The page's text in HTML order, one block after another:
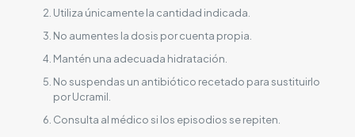
Utiliza únicamente la cantidad indicada.
No aumentes la dosis por cuenta propia.
Mantén una adecuada hidratación.
No suspendas un antibiótico recetado para sustituirlo
por Ucramil.
Consulta al médico si los episodios se repiten.